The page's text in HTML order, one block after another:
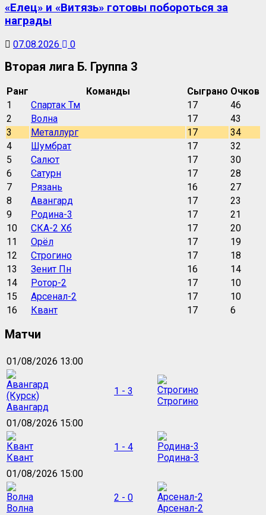
«Елец» и «Витязь» готовы побороться за
награды
07.08.2026 0
Вторая лига Б. Группа 3
Ранг Команды Сыграно Очков
1
Спартак Тм 17
46
2
Волна 17
43
3
Металлург 17
34
4
Шумбрат 17
32
5
Салют 17
30
6
Сатурн 17
28
7
Рязань 16
27
8
Авангард 17
23
9
Родина-3 17
21
10
СКА-2 Хб 17
20
11
Орёл 17
19
12
Строгино 17
18
13
Зенит Пн 16
14
14
Ротор-2 17
10
15
Арсенал-2 17
10
16
Квант 17 6
Матчи
01/08/2026 13:00
Авангард
1 - 3
Строгино
01/08/2026 15:00
Квант
1 - 4
Родина-3
01/08/2026 15:00
Волна
2 - 0
Арсенал-2